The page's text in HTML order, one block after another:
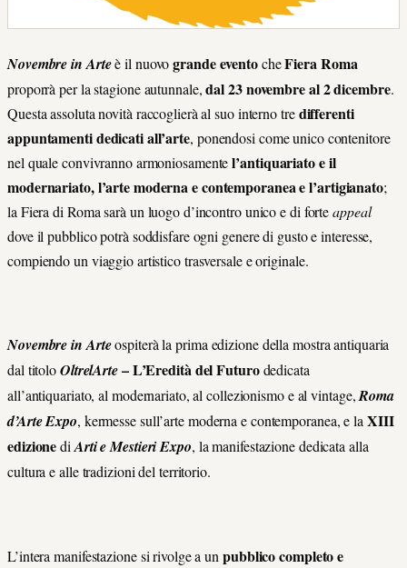
Novembre in Arteè il nuovogrande eventocheFiera Roma
proporrà per la stagione autunnale,dal 23 novembre al 2 dicembre.
Questa assoluta novità raccoglierà al suo interno tredifferenti
appuntamenti dedicati all’arte, ponendosi come unico contenitore
nel quale convivranno armoniosamentel’antiquariato e il
modernariato, l’arte moderna e contemporanea e l’artigianato;
la Fiera di Roma sarà un luogo d’incontro unico e di forteappeal
dove il pubblico potrà soddisfare ogni genere di gusto e interesse,
compiendo un viaggio artistico trasversale e originale.
Novembre in Arteospiterà la prima edizione della mostra antiquaria
dal titoloOltrelArte– L’Eredità del Futurodedicata
all’antiquariato, al modernariato, al collezionismo e al vintage,Roma
d’Arte Expo, kermesse sull’arte moderna e contemporanea, e la XIII
edizionedi Arti e Mestieri Expo, la manifestazione dedicata alla
cultura e alle tradizioni del territorio.
L’intera manifestazione si rivolge a un pubblico completo e